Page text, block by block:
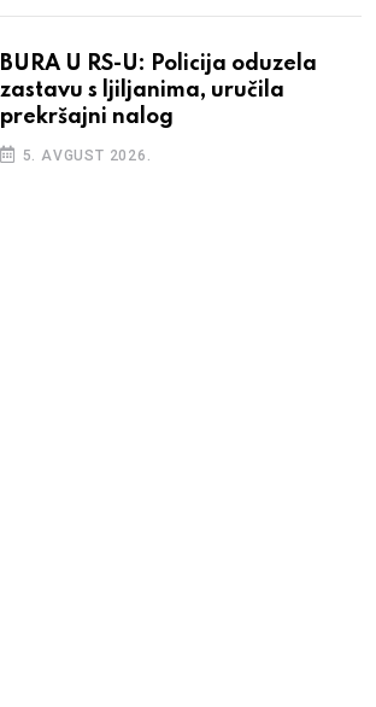
BURA U RS-U: Policija oduzela
zastavu s ljiljanima, uručila
prekršajni nalog
5. AVGUST 2026.